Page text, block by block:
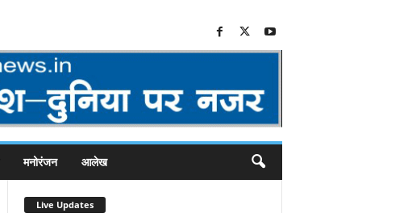
मनोरंजन आलेख
Live Updates